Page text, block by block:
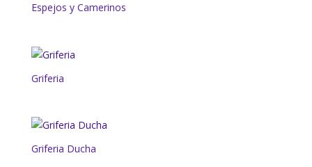
Espejos y Camerinos
Griferia
Griferia Ducha